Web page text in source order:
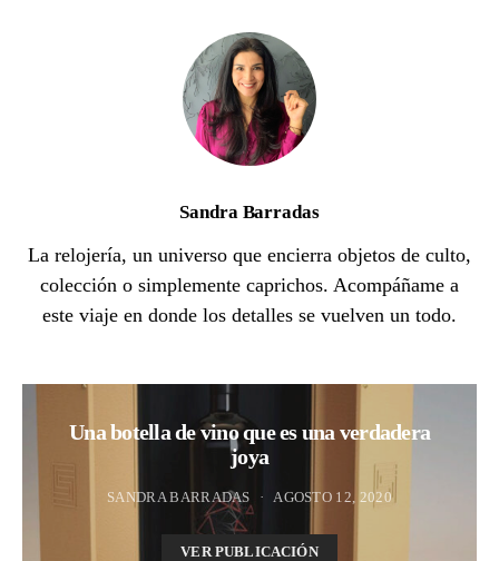
Sandra Barradas
La relojería, un universo que encierra objetos de culto,
colección o simplemente caprichos. Acompáñame a
este viaje en donde los detalles se vuelven un todo.
Una botella de vino que es una verdadera
joya
SANDRA BARRADAS AGOSTO 12, 2020
VER PUBLICACIÓN